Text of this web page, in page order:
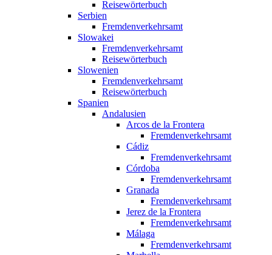
Reisewörterbuch
Serbien
Fremdenverkehrsamt
Slowakei
Fremdenverkehrsamt
Reisewörterbuch
Slowenien
Fremdenverkehrsamt
Reisewörterbuch
Spanien
Andalusien
Arcos de la Frontera
Fremdenverkehrsamt
Cádiz
Fremdenverkehrsamt
Córdoba
Fremdenverkehrsamt
Granada
Fremdenverkehrsamt
Jerez de la Frontera
Fremdenverkehrsamt
Málaga
Fremdenverkehrsamt